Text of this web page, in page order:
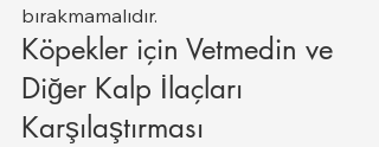
bırakmamalıdır.
Köpekler için Vetmedin ve
Diğer Kalp İlaçları
Karşılaştırması